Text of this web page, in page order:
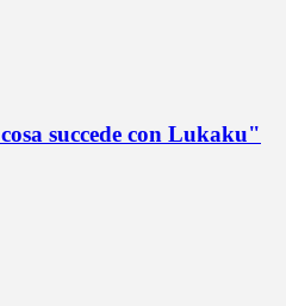
succede con Lukaku"